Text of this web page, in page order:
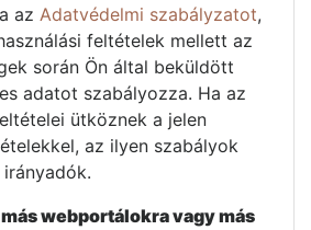
az Adatvédelmi szabályzatot,
feltételek mellett az
során Ön által beküldött
adatot szabályozza. Ha az
ütköznek a jelen
az ilyen szabályok
webportálokra vagy más